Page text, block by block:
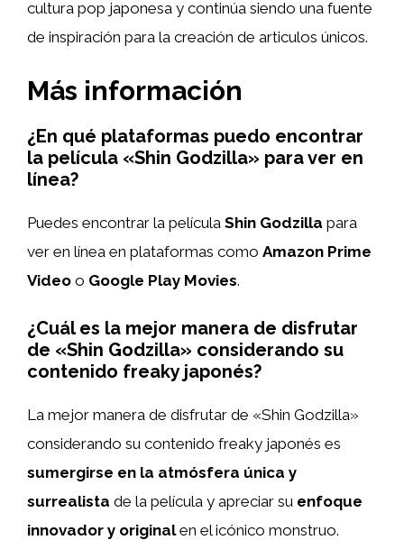
cultura pop japonesa y continúa siendo una fuente
de inspiración para la creación de articulos únicos.
Más información
¿En qué plataformas puedo encontrar
la película «Shin Godzilla» para ver en
línea?
Puedes encontrar la película Shin Godzilla para
ver en línea en plataformas como Amazon Prime
Video o Google Play Movies.
¿Cuál es la mejor manera de disfrutar
de «Shin Godzilla» considerando su
contenido freaky japonés?
La mejor manera de disfrutar de «Shin Godzilla»
considerando su contenido freaky japonés es
sumergirse en la atmósfera única y
surrealista de la película y apreciar su enfoque
innovador y originalen el icónico monstruo.